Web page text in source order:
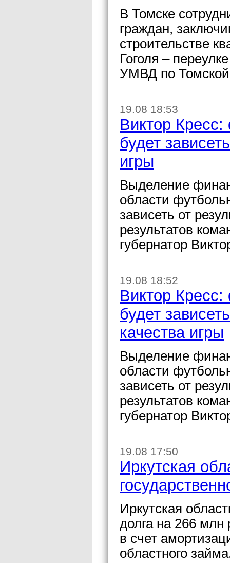
В Томске
граждан,
строительстве
Гоголя –
УМВД по Томской
19.08 18:53
Виктор
будет
игры
Выделение
области
зависеть от
результатов
губернатор
19.08 18:52
Виктор
будет
качества игры
Выделение
области
зависеть от
результатов
губернатор
19.08 17:50
Иркутская
Иркутская
долга на 266
в счет
областного